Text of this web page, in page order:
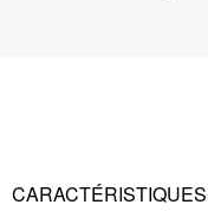
CARACTÉRISTIQUES